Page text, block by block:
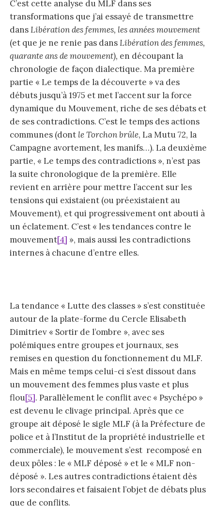
C’est cette analyse du MLF dans ses
transformations que j’ai essayé de transmettre
dansLibération des femmes, les années mouvement
(et que je ne renie pas dansLibération des femmes,
quarante ans de mouvement), en découpant la
chronologie de façon dialectique. Ma première
partie « Le temps de la découverte » va des
débuts jusqu’à 1975 et met l’accent sur la force
dynamique du Mouvement, riche de ses débats et
de ses contradictions. C’est le temps des actions
communes (dont le Torchon brûle, La Mutu 72, la
Campagne avortement, les manifs…). La deuxième
partie, « Le temps des contradictions », n’est pas
la suite chronologique de la première. Elle
revient en arrière pour mettre l’accent sur les
tensions qui existaient (ou préexistaient au
Mouvement), et qui progressivement ont abouti à
un éclatement. C’est « les tendances contre le
mouvement[4] », mais aussi les contradictions
internes à chacune d’entre elles.
La tendance « Lutte des classes » s’est constituée
autour de la plate-forme du Cercle Elisabeth
Dimitriev « Sortir de l’ombre », avec ses
polémiques entre groupes et journaux, ses
remises en question du fonctionnement du MLF.
Mais en même temps celui-ci s’est dissout dans
un mouvement des femmes plus vaste et plus
flou[5]. Parallèlement le conflit avec « Psychépo »
est devenu le clivage principal. Après que ce
groupe ait déposé le sigle MLF (à la Préfecture de
police et à l’Institut de la propriété industrielle et
commerciale), le mouvement s’est recomposé en
deux pôles : le « MLF déposé » et le « MLF non-
déposé ». Les autres contradictions étaient dès
lors secondaires et faisaient l’objet de débats plus
que de conflits.